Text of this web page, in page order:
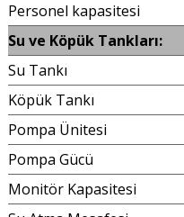
Personel kapasitesi
Su ve Köpük Tankları:
Su
Köpük Tankı
Pompa Ünitesi
Pompa Gücü
Monitör Kapasitesi